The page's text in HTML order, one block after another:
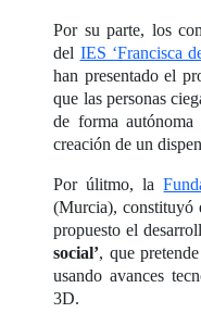
Por su parte, los
del IES ‘Francisca
han presentado el
que las personas
de forma
creación de un
Por úlitmo, la
(Murcia), constituyó
propuesto el
social’, que
usando avances
3D.